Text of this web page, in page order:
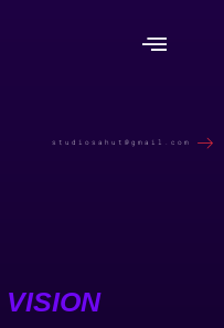
Menu
studiosahut@gmail.com
VISION